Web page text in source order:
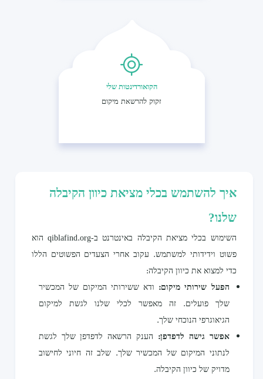
הקואורדינטות שלי
זקוק להרשאת מיקום
איך להשתמש בכלי מציאת כיוון הקיבלה
שלנו?
השימוש בכלי מציאת הקיבלה באינטרנט ב-qiblafind.org הוא
פשוט וידידותי למשתמש. עקוב אחרי הצעדים הפשוטים הללו
כדי למצוא את כיוון הקיבלה:
הפעל שירותי מיקום: ודא ששירותי המיקום של המכשיר
שלך פועלים. זה מאפשר לכלי שלנו לגשת למיקום
הגיאוגרפי הנוכחי שלך.
אפשר גישה לדפדפן: הענק הרשאה לדפדפן שלך לגשת
לנתוני המיקום של המכשיר שלך. שלב זה חיוני לחישוב
מדויק של כיוון הקיבלה.